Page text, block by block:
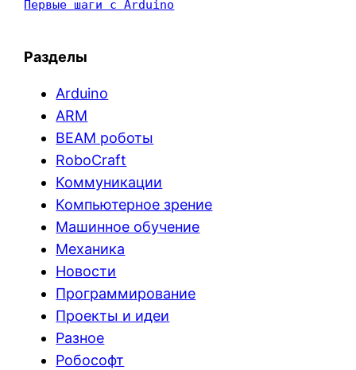
Первые шаги с Arduino
Разделы
Arduino
ARM
BEAM роботы
RoboCraft
Коммуникации
Компьютерное зрение
Машинное обучение
Механика
Новости
Программирование
Проекты и идеи
Разное
Робософт